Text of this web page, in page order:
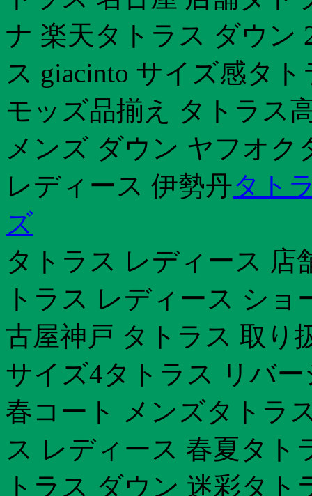
ナ 楽天タトラス ダウン
ス giacinto サイズ感タ
モッズ品揃え タトラス
メンズ ダウン ヤフオク
レディース 伊勢丹タト
ズ
タトラス レディース 店
トラス レディース シ
古屋神戸 タトラス 取り
サイズ4タトラス リバ
春コート メンズタトラ
ス レディース 春夏タト
トラス ダウン 迷彩タ